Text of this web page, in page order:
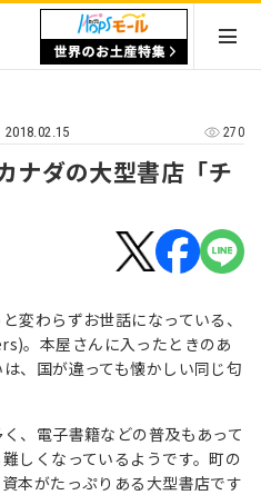
2018.02.15 270
ナダの大型書店「チ
変わらずお世話になっている、
。本屋さんに入ったときのあ
、国が違っても懐かしい同じ匂
、電子書籍などの普及もあって
しくなっているようです。町の
本がたっぷりある大型書店です